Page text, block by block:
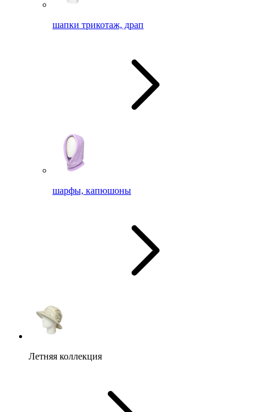
шапки трикотаж, драп
шарфы, капюшоны
Летняя коллекция